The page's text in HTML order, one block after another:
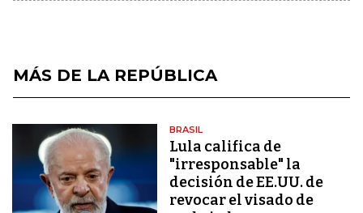
MÁS DE LA REPÚBLICA
BRASIL
Lula califica de
"irresponsable" la
decisión de EE.UU. de
revocar el visado de